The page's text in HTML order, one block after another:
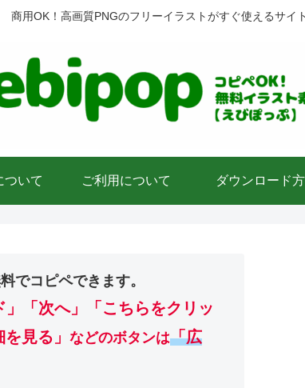
高画質PNGのフリーイラストがすぐ使えるサイ
ついて ご利用について ダウンロード
でコピペできます。
「次へ」「こちらをクリッ
を見る」などのボタンは「広